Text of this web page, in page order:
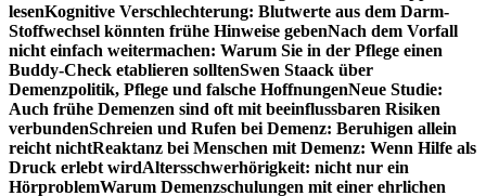
lesenKognitive Verschlechterung: Blutwerte aus dem Darm-
Stoffwechsel könnten frühe Hinweise gebenNach dem Vorfall
nicht einfach weitermachen: Warum Sie in der Pflege einen
Buddy-Check etablieren solltenSwen Staack über
Demenzpolitik, Pflege und falsche HoffnungenNeue Studie:
Auch frühe Demenzen sind oft mit beeinflussbaren Risiken
verbundenSchreien und Rufen bei Demenz: Beruhigen allein
reicht nichtReaktanz bei Menschen mit Demenz: Wenn Hilfe als
Druck erlebt wirdAltersschwerhörigkeit: nicht nur ein
HörproblemWarum Demenzschulungen mit einer ehrlichen